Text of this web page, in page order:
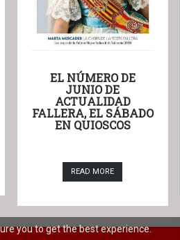
EL NÚMERO DE
JUNIO DE
ACTUALIDAD
FALLERA, EL SÁBADO
EN QUIOSCOS
READ MORE
you to get the best experience.